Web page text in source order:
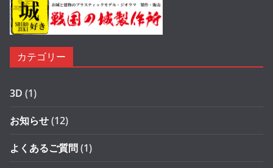
カテゴリー
3D (1)
お知らせ(12)
よくあるご質問(1)